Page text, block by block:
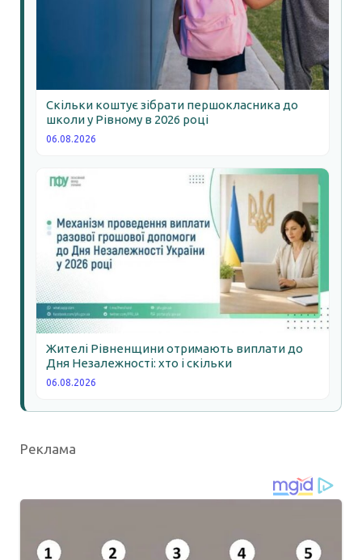
Скільки коштує зібрати першокласника до
школи у Рівному в 2026 році
06.08.2026
Жителі Рівненщини отримають виплати до
Дня Незалежності: хто і скільки
06.08.2026
Реклама